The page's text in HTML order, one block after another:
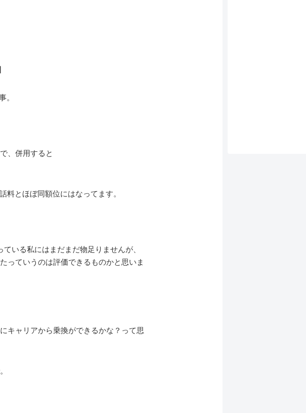
。
、併用すると
料とほぼ同額位にはなってます。
いる私にはまだまだ物足りませんが、
っていうのは評価できるものかと思いま
キャリアから乗換ができるかな？って思